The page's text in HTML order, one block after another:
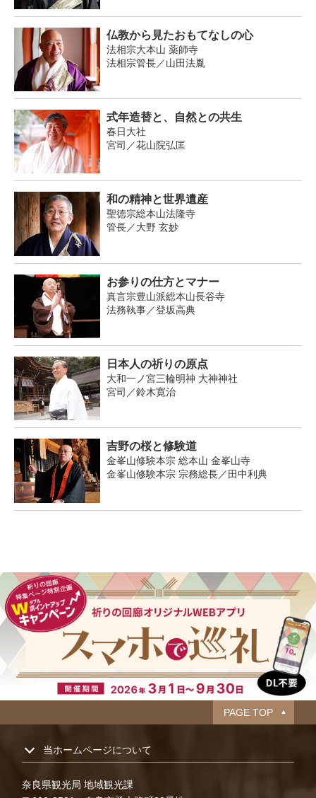
仏教から見たおもてなしの心
法相宗大本山 薬師寺
法相宗管長／山田法胤
式年造替と、自然との共生
春日大社
宮司／花山院弘匡
和の精神と世界遺産
聖徳宗総本山法隆寺
管長／大野 玄妙
お参りの仕方とマナー
真言宗豊山派総本山長谷寺
法務執事／登坂高典
日本人の祈りの原点
大和一ノ宮三輪明神 大神神社
宮司／鈴木寛治
吉野の桜と修験道
金峯山修験本宗 総本山 金峯山寺
金峯山修験本宗 宗務総長／田中利典
PAGE TOP
当ホームページについて
奈良県観光局 地域観光課